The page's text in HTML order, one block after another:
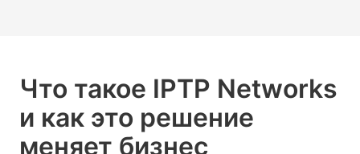
Что такое IPTP Networks
и как это решение
меняет бизнес